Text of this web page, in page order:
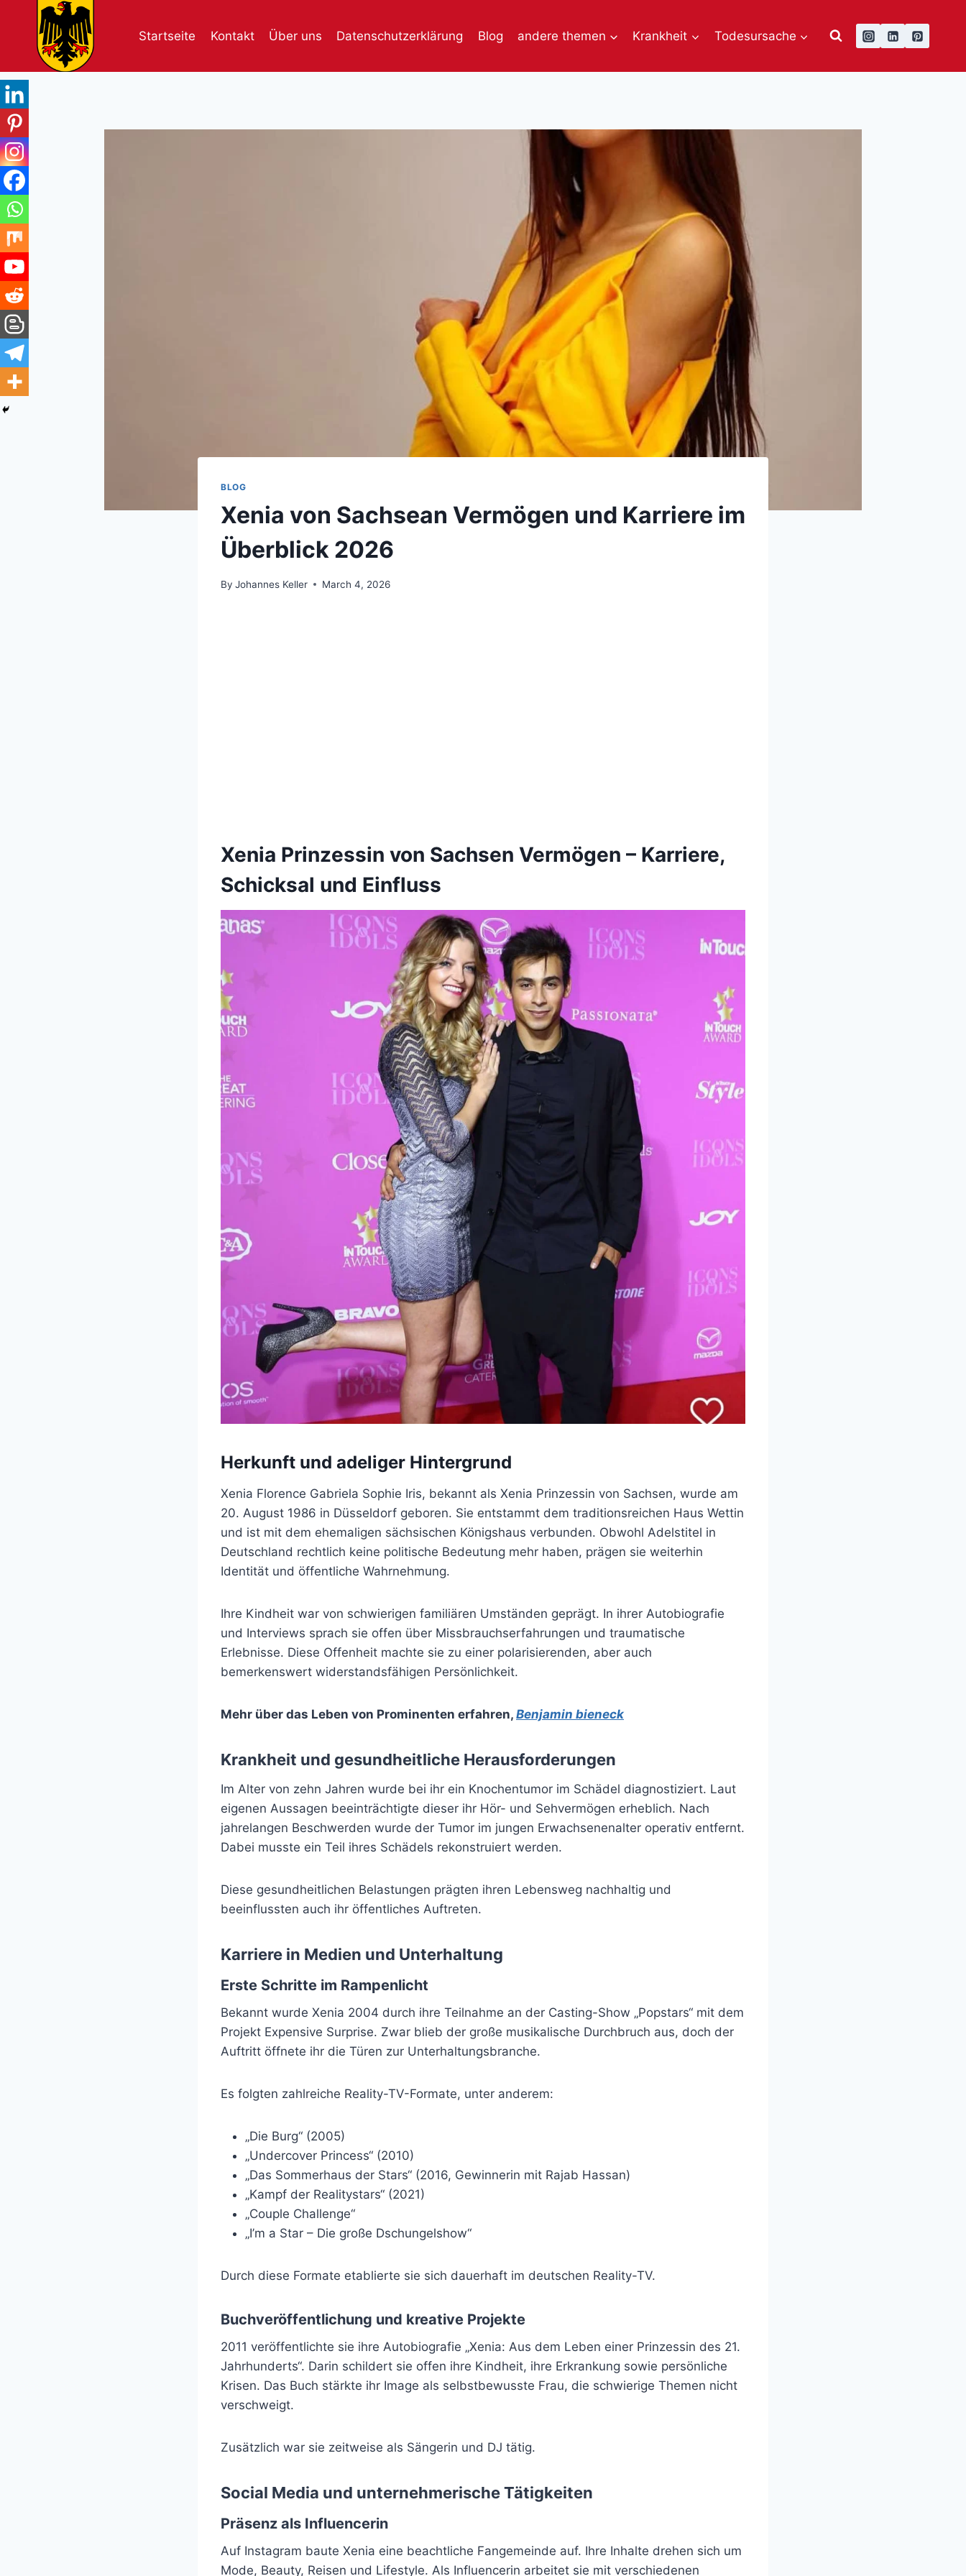
content
Startseite Kontakt Über uns Datenschutzerklärung Blog andere themen Krankheit Todesursache
BLOG
Xenia von Sachsean Vermögen und Karriere im
Überblick 2026
By Johannes Keller March 4, 2026
Xenia Prinzessin von Sachsen Vermögen – Karriere,
Schicksal und Einfluss
Herkunft und adeliger Hintergrund
Xenia Florence Gabriela Sophie Iris, bekannt als Xenia Prinzessin von Sachsen, wurde am
20. August 1986 in Düsseldorf geboren. Sie entstammt dem traditionsreichen Haus Wettin
und ist mit dem ehemaligen sächsischen Königshaus verbunden. Obwohl Adelstitel in
Deutschland rechtlich keine politische Bedeutung mehr haben, prägen sie weiterhin
Identität und öffentliche Wahrnehmung.
Ihre Kindheit war von schwierigen familiären Umständen geprägt. In ihrer Autobiografie
und Interviews sprach sie offen über Missbrauchserfahrungen und traumatische
Erlebnisse. Diese Offenheit machte sie zu einer polarisierenden, aber auch
bemerkenswert widerstandsfähigen Persönlichkeit.
Mehr über das Leben von Prominenten erfahren, Benjamin bieneck
Krankheit und gesundheitliche Herausforderungen
Im Alter von zehn Jahren wurde bei ihr ein Knochentumor im Schädel diagnostiziert. Laut
eigenen Aussagen beeinträchtigte dieser ihr Hör- und Sehvermögen erheblich. Nach
jahrelangen Beschwerden wurde der Tumor im jungen Erwachsenenalter operativ entfernt.
Dabei musste ein Teil ihres Schädels rekonstruiert werden.
Diese gesundheitlichen Belastungen prägten ihren Lebensweg nachhaltig und
beeinflussten auch ihr öffentliches Auftreten.
Karriere in Medien und Unterhaltung
Erste Schritte im Rampenlicht
Bekannt wurde Xenia 2004 durch ihre Teilnahme an der Casting-Show „Popstars“ mit dem
Projekt Expensive Surprise. Zwar blieb der große musikalische Durchbruch aus, doch der
Auftritt öffnete ihr die Türen zur Unterhaltungsbranche.
Es folgten zahlreiche Reality-TV-Formate, unter anderem:
„Die Burg“ (2005)
„Undercover Princess“ (2010)
„Das Sommerhaus der Stars“ (2016, Gewinnerin mit Rajab Hassan)
„Kampf der Realitystars“ (2021)
„Couple Challenge“
„I’m a Star – Die große Dschungelshow“
Durch diese Formate etablierte sie sich dauerhaft im deutschen Reality-TV.
Buchveröffentlichung und kreative Projekte
2011 veröffentlichte sie ihre Autobiografie „Xenia: Aus dem Leben einer Prinzessin des 21.
Jahrhunderts“. Darin schildert sie offen ihre Kindheit, ihre Erkrankung sowie persönliche
Krisen. Das Buch stärkte ihr Image als selbstbewusste Frau, die schwierige Themen nicht
verschweigt.
Zusätzlich war sie zeitweise als Sängerin und DJ tätig.
Social Media und unternehmerische Tätigkeiten
Präsenz als Influencerin
Auf Instagram baute Xenia eine beachtliche Fangemeinde auf. Ihre Inhalte drehen sich um
Mode, Beauty, Reisen und Lifestyle. Als Influencerin arbeitet sie mit verschiedenen